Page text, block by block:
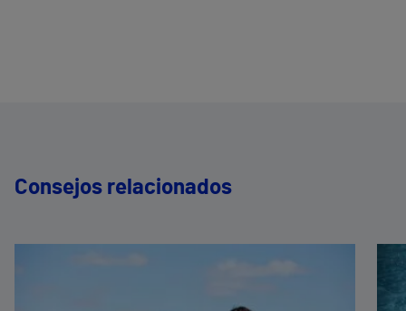
Consejos relacionados